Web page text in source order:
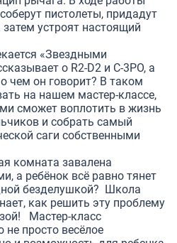
пистолеты, придадут
устроят настоящий
«Звездными
о R2-D2 и C-3PO, а
чем он говорит? В таком
на нашем мастер-классе,
сможет воплотить в жизнь
и собрать самый
саги собственными
комната завалена
а ребёнок всё равно тянет
безделушкой? Школа
как решить эту проблему
Мастер-класс
просто весёлое